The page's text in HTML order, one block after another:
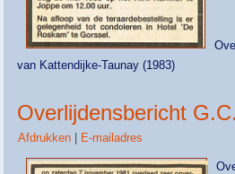
van Kattendijke-Taunay (1983)
Overlijdensbericht
Afdrukken E-mailadres